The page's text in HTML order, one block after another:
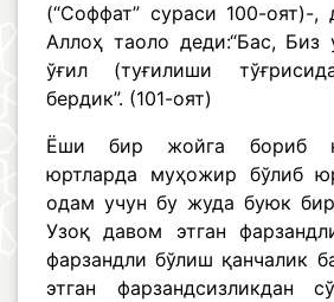
(“Соффат” сураси 100-оят)-,
Аллоҳ таоло деди:“Бас, Биз
ўғил (туғилиши
бердик”. (101-оят)
Ёши бир жойга бориб
юртларда муҳожир бўлиб
одам учун бу жуда буюк
Узоқ давом этган
фарзандли бўлиш қанчалик
этган фарзандсизликдан